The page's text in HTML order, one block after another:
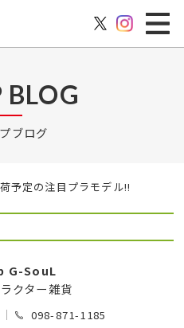
BLOG
ブログ
予定の注目プラモデル!!
G-SouL
クター雑貨
098-871-1185